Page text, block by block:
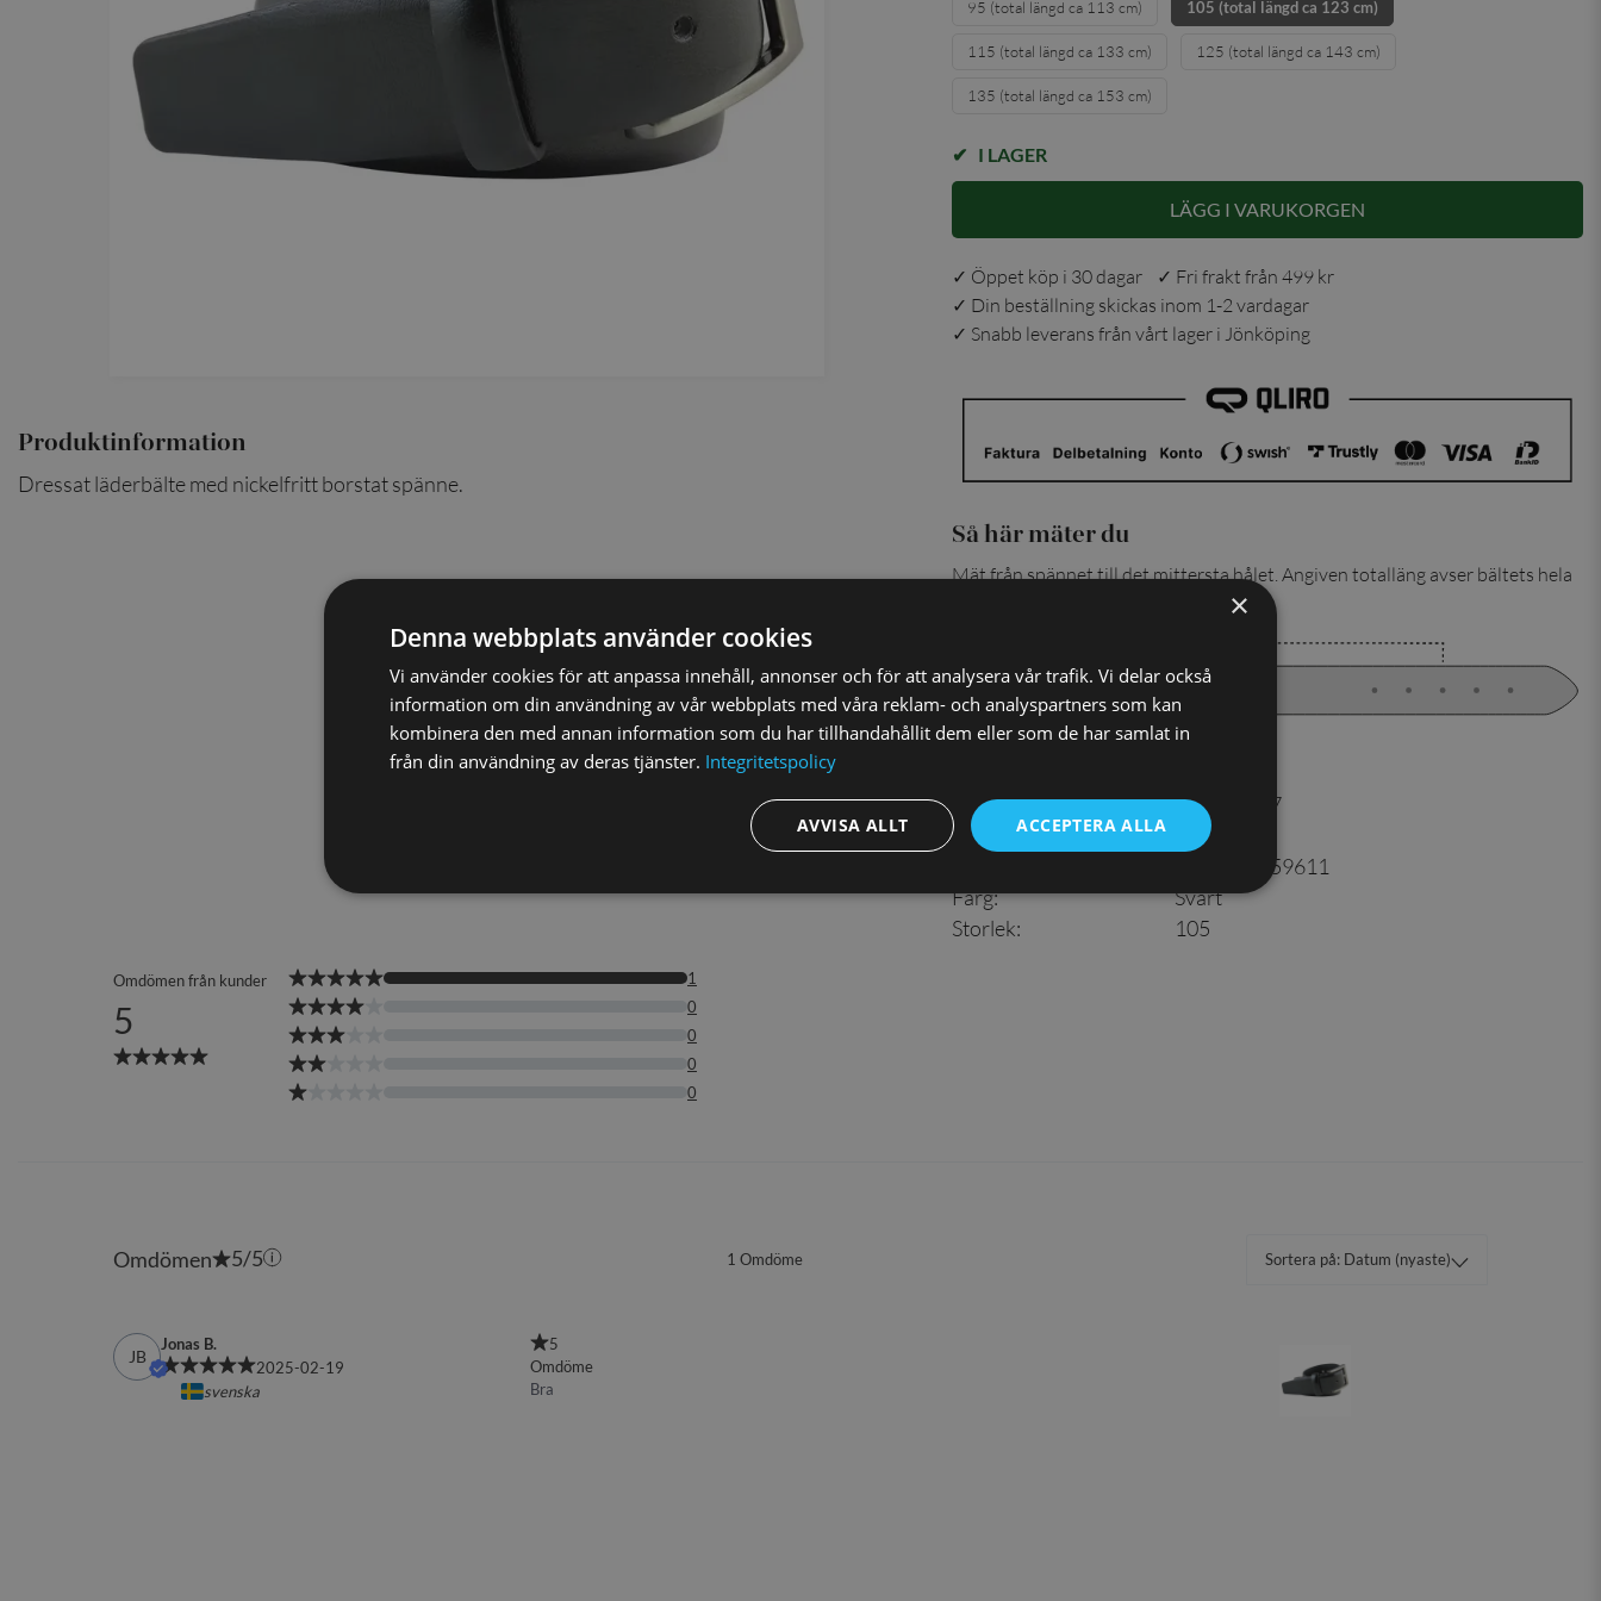
LÄDERVÄSKOR
Produktinformation
Dressat läderbälte med nickelfritt borstat spänne.
95 (total längd ca 113 cm) 105 (total längd ca 123 cm)
115 (total längd ca 133 cm) 125 (total längd ca 143 cm)
135 (total längd ca 153 cm)
I LAGER
LÄGG I VARUKORGEN
✓ Öppet köp i 30 dagar ✓ Fri frakt från 499 kr
✓ Din beställning skickas inom 1-2 vardagar
✓ Snabb leverans från vårt lager i Jönköping
Så här mäter du
Mät från spännet till det mittersta hålet. Angiven totalläng avser bältets hela
Artikelnummer:
815999927
Material:
Läder
7350144059611
Färg:
Svart
Storlek: 105
×
Denna webbplats använder cookies
Vi använder cookies för att anpassa innehåll, annonser och för att analysera vår trafik. Vi delar också
information om din användning av vår webbplats med våra reklam- och analyspartners som kan
kombinera den med annan information som du har tillhandahållit dem eller som de har samlat in
från din användning av deras tjänster. Integritetspolicy
ACCEPTERA ALLA
AVVISA ALLT